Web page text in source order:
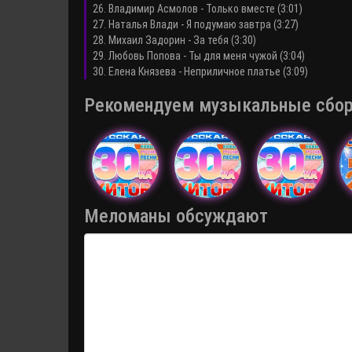
26. Владимир Асмолов - Только вместе (3:01)
27. Наталья Влади - Я подумаю завтра (3:27)
28. Михаил Задорин - За тебя (3:30)
29. Любовь Попова - Ты для меня чужой (3:04)
30. Елена Князева - Неприличное платье (3:09)
Рекомендуем музыкальные
Меломаны обсуждают